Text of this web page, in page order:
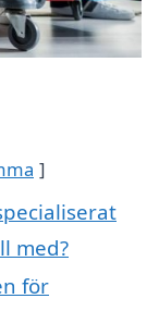
med?
för